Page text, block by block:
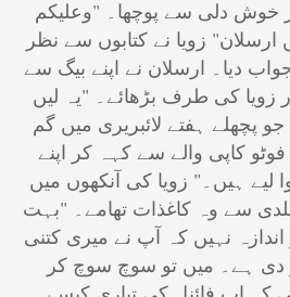
خوش دلی سے پوچھا۔ "وعلیکم
ارسلان" زویا نے کتابوں سے نظر
دیا۔ ارسلان نے اپنے بیگ سے
زویا کی طرف بڑھائے۔ "یہ لیں
پچھلے ہفتے لائبریری میں گم
کاپی والے سے کہہ کر اپنے
لیے ہیں۔" زویا کی آنکھوں میں
سے وہ کاغذات تھامے۔ "بہت
نہیں کہ آپ نے میری کتنی
ہے۔ میں تو سوچ سوچ کر